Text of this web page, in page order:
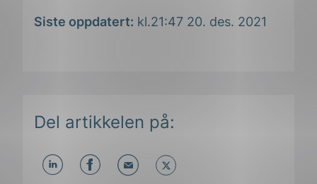
Siste oppdatert: kl.21:47 20. des. 2021
Del artikkelen på: